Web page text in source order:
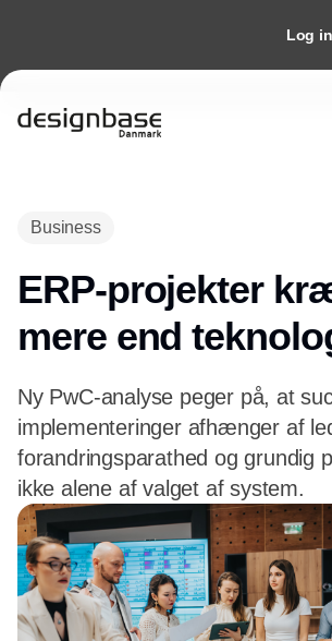
Log
Business
ERP-projekter
mere end
Ny PwC-analyse peger på, at
implementeringer afhænger af
forandringsparathed og grundig
ikke alene af valget af system.